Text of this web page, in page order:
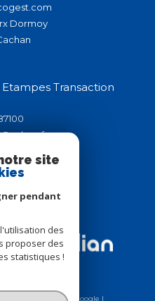
Dormoy
cachan
Etampes Transaction
powered by Google |
site
pendant
des
proposer des
statistiques !